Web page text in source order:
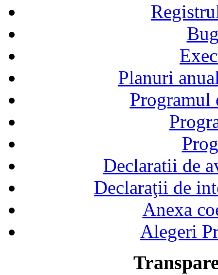
Planuri
Declaratii de
Declaraţii de
Anexa
Alegeri